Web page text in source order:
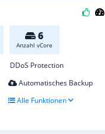
6
Anzahl vCore
DDoS Protection
Automatisches Backup
Alle Funktionen